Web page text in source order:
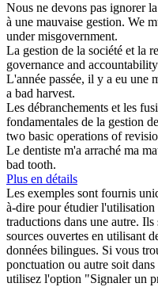
Nous ne devons pas ignorer
à une mauvaise gestion. We
under misgovernment.
La gestion de la société et la
governance and
L'année passée, il y a eu une
a bad harvest.
Les débranchements et les
fondamentales de la gestion
two basic operations of
Le dentiste m'a arraché ma
bad tooth.
Plus en détails
Les exemples sont fournis
à-dire pour étudier l'utilisation
traductions dans une autre.
sources ouvertes en utilisant
données bilingues. Si vous
ponctuation ou autre soit
utilisez l'option "Signaler un